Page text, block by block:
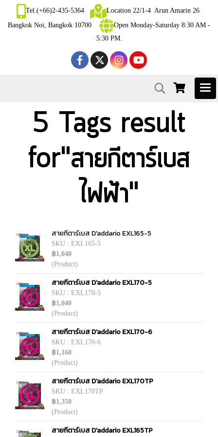
Tel.(+66)2-435-5364
Location 22/1-4 Arun Amarin 26
Bangkok Noi, Bangkok 10700
Open Monday-Saturday 8:30 AM -
5:30 PM.
5 Tags result
for"สายกีตาร์เบส
ไฟฟ้า"
สายกีตาร์เบส D'addario EXL165-5
SKU : EXL165-5
฿1,040
(Product)
สายกีตาร์เบส D'addario EXL170-5
SKU : EXL170-5
฿1,040
(Product)
สายกีตาร์เบส D'addario EXL170-6
SKU : EXL170-6
฿1,160
(Product)
สายกีตาร์เบส D'addario EXL170TP
SKU : EXL170TP
฿1,350
(Product)
สายกีตาร์เบส D'addario EXL165TP